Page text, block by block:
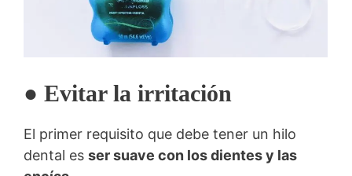
● Evitar la irritación
El primer requisito que debe tener un hilo
dental es ser suave con los dientes y las